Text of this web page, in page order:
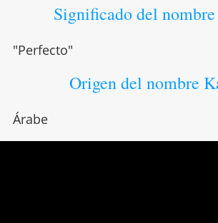
Significado del
"Perfecto"
Origen del nombre
Árabe